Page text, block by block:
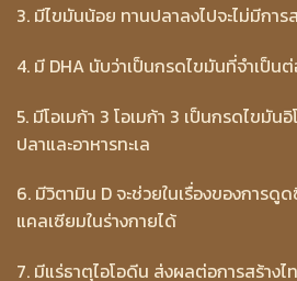
3. มีไขมันน้อย ทานปลาลงไปจะไม่มีการ
4. มี DHA นับว่าเป็นกรดไขมันที่จำเป็น
5. มีโอเมก้า 3 โอเมก้า 3 เป็นกรดไขมั
ปลาและอาหารทะเล
6. มีวิตามิน D จะช่วยในเรื่องของการดู
แคลเซียมในร่างกายได้
7. มีแร่ธาตุไอโอดีน ส่งผลต่อการสร้าง